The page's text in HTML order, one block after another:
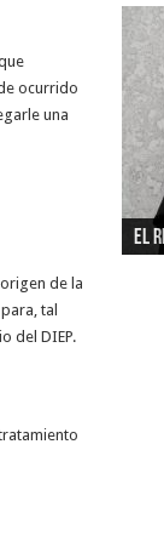
ocurrido
una
de la
tal
del DIEP.
El
ley
La
El
del
La